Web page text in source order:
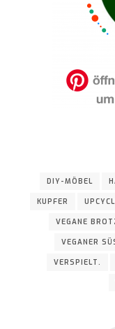
DIY-MÖBEL
KUPFER
VEGANE
VEGANER
VERSPIELT.